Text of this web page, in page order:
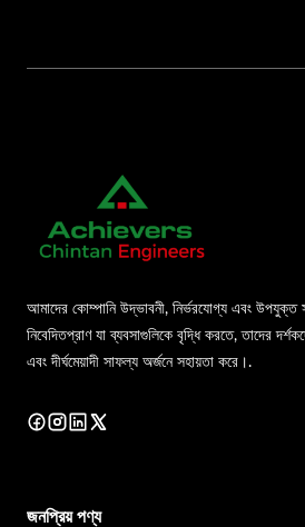
আমাদের কোম্পানি উদ্ভাবনী, নির্ভরযোগ্য এবং উপযুক্ত
নিবেদিতপ্রাণ যা ব্যবসাগুলিকে বৃদ্ধি করতে, তাদের
এবং দীর্ঘমেয়াদী সাফল্য অর্জনে সহায়তা করে।.
জনপ্রিয় পণ্য